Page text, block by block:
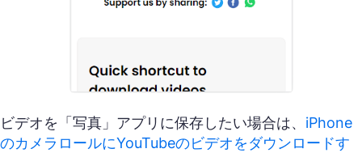
ビデオを「写真」アプリに保存したい場合は、 iPhone
のカメラロールにYouTubeのビデオをダウンロードす